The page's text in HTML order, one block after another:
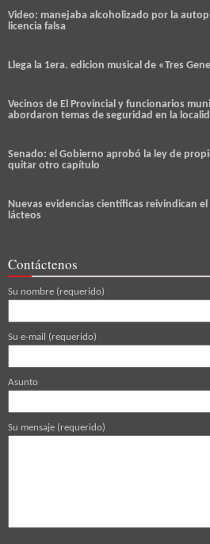
Video: manejaba alcoholizado por la
licencia falsa
Llega la 1era. edicion musical de «Tres
Vecinos de El Provincial y funcionarios
abordaron temas de seguridad en la
Senado: el Gobierno aprobó la ley de
quitar otro capítulo
Nuevas evidencias científicas reivindican
lácteos
Contáctenos
Su nombre (requerido)
Su e-mail (requerido)
Asunto
Su mensaje (requerido)